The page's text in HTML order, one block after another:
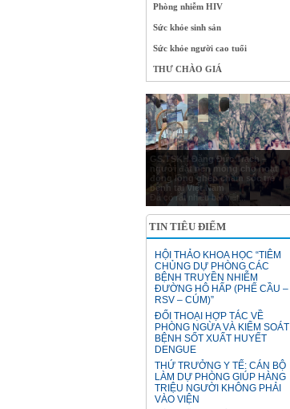
Phòng nhiễm HIV
Sức khỏe sinh sản
Sức khỏe người cao tuổi
THƯ CHÀO GIÁ
GS.TSKH Đặng Đức Trạch –
người đặt nền móng cho hoạt
động lồng ghép chăm sóc trẻ
bệnh tại Việt Nam
Đã có rất nhiều bài viết...
TIN TIÊU ĐIỂM
HỘI THẢO KHOA HỌC “TIÊM
CHỦNG DỰ PHÒNG CÁC
BỆNH TRUYỀN NHIỄM
ĐƯỜNG HÔ HẤP (PHẾ CẦU –
RSV – CÚM)”
ĐỐI THOẠI HỢP TÁC VỀ
PHÒNG NGỪA VÀ KIỂM SOÁT
BỆNH SỐT XUẤT HUYẾT
DENGUE
THỨ TRƯỞNG Y TẾ: CÁN BỘ
LÀM DỰ PHÒNG GIÚP HÀNG
TRIỆU NGƯỜI KHÔNG PHẢI
VÀO VIỆN